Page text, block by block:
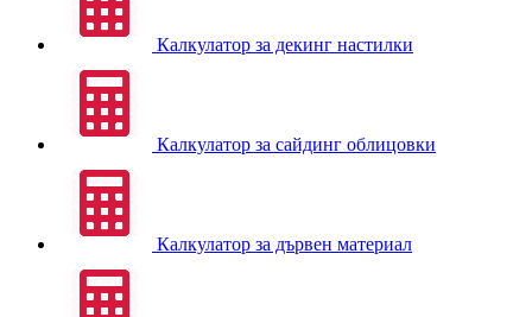
Калкулатор за декинг настилки
Калкулатор за сайдинг облицовки
Калкулатор за дървен материал